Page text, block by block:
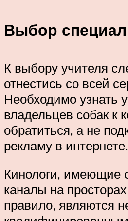
Выбор
К выбору учителя
отнестись со всей
Необходимо узнать
владельцев собак к
обратиться, а не
рекламу в интернете.
Кинологи, имеющие
каналы на просторах
правило, являются